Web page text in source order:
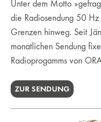
Unter dem Motto
die Radiosendung 50
Grenzen hinweg. Seit
monatlichen Sendung
Radioprogamms von
ZUR SENDUNG